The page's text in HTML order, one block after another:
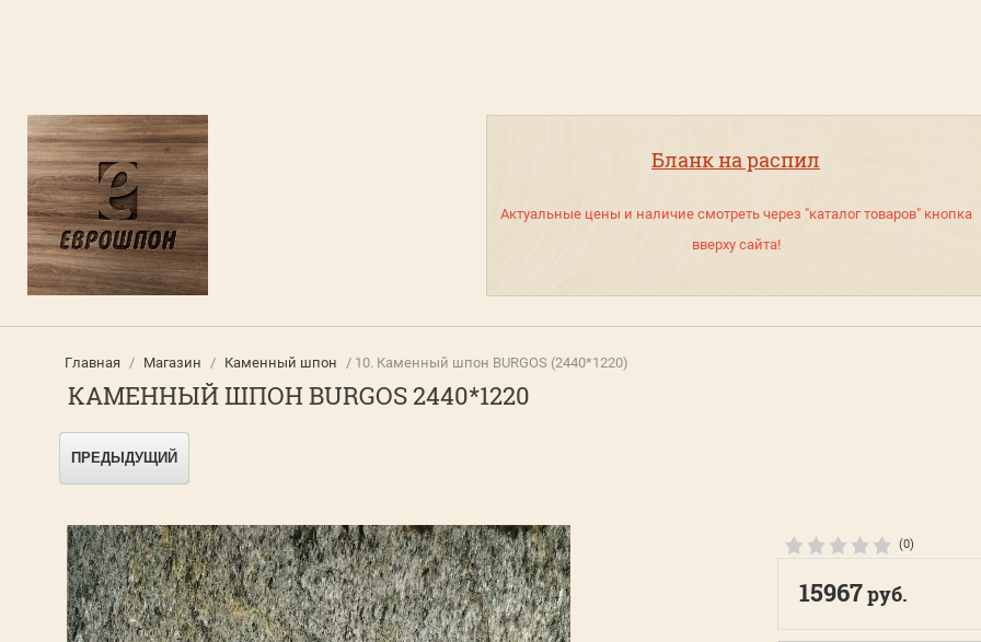
Бланк на распил
Актуальные цены и наличие смотреть через "каталог товаров" кнопка
вверху сайта!
Главная / Магазин / Каменный шпон / 10. Каменный шпон BURGOS (2440*1220)
КАМЕННЫЙ ШПОН BURGOS 2440*1220
ПРЕДЫДУЩИЙ
(0)
15967руб.